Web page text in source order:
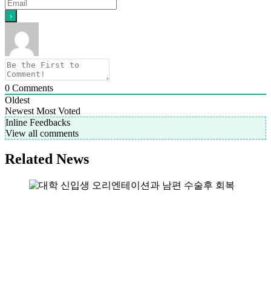
0 Comments
Oldest
Newest Most Voted
Inline Feedbacks
View all comments
Related News